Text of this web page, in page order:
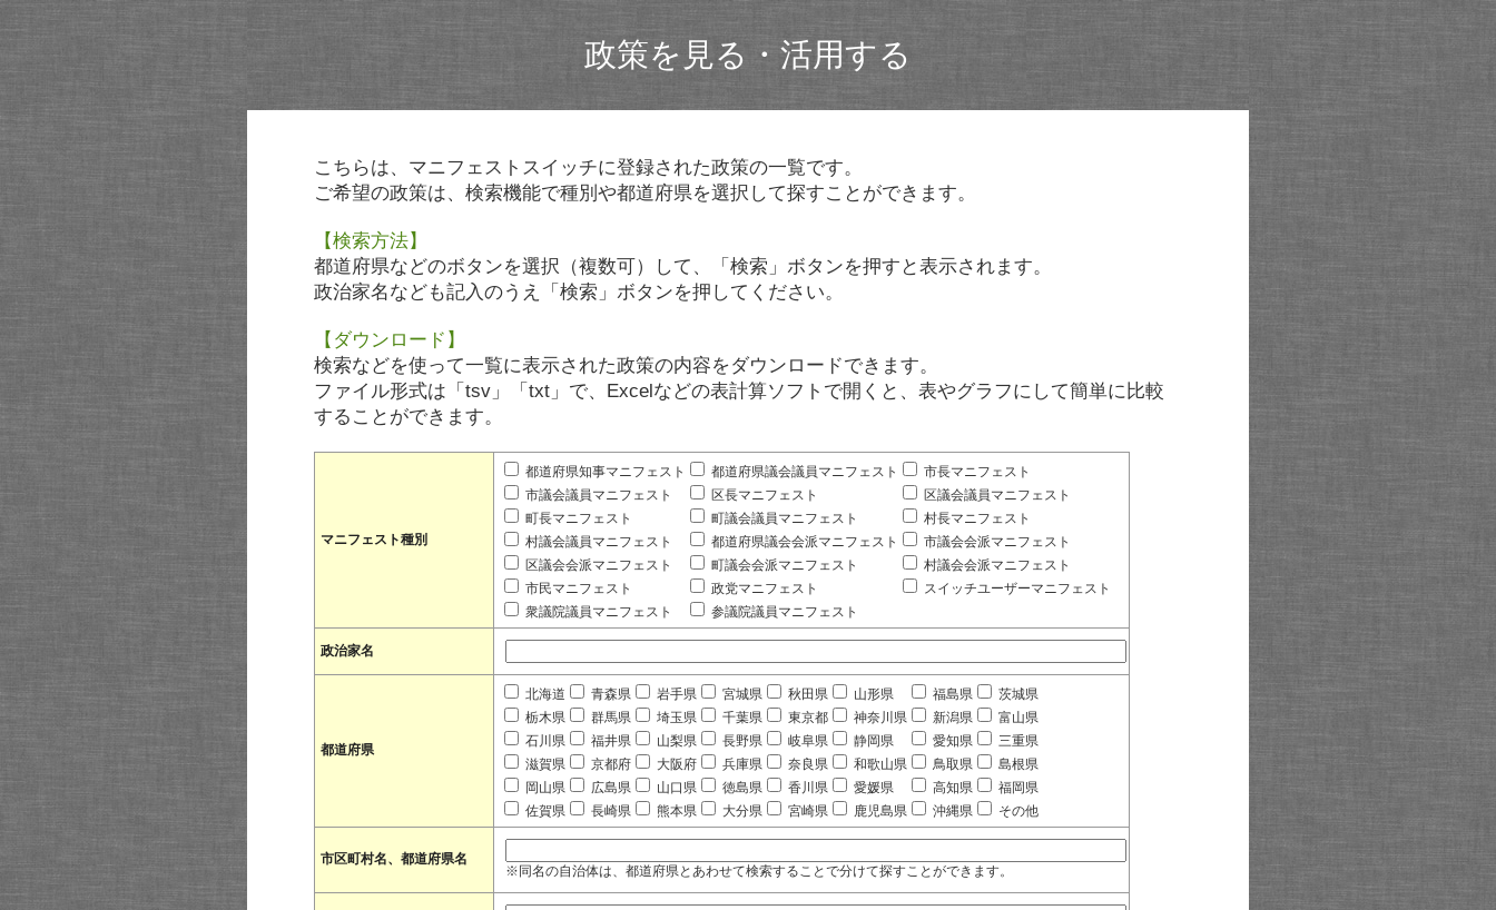
政策を見る・活用する
こちらは、マニフェストスイッチに登録された政策の一覧です。
ご希望の政策は、検索機能で種別や都道府県を選択して探すことができます。
【検索方法】
都道府県などのボタンを選択（複数可）して、「検索」ボタンを押すと表示されます。
政治家名なども記入のうえ「検索」ボタンを押してください。
【ダウンロード】
検索などを使って一覧に表示された政策の内容をダウンロードできます。
ファイル形式は「tsv」「txt」で、Excelなどの表計算ソフトで開くと、表やグラフにして簡単に比較
することができます。
マニフェスト種別
都道府県知事マニフェスト 都道府県議会議員マニフェスト
市長マニフェスト
市議会議員マニフェスト
区長マニフェスト
区議会議員マニフェスト
町長マニフェスト
町議会議員マニフェスト
村長マニフェスト
村議会議員マニフェスト
都道府県議会会派マニフェスト
市議会会派マニフェスト
区議会会派マニフェスト
町議会会派マニフェスト
村議会会派マニフェスト
市民マニフェスト
政党マニフェスト
スイッチユーザーマニフェスト
衆議院議員マニフェスト
参議院議員マニフェスト
政治家名
都道府県
北海道 青森県 岩手県 宮城県 秋田県 山形県 福島県
茨城県
栃木県
群馬県 埼玉県 千葉県 東京都 神奈川県 新潟県
富山県
石川県
福井県 山梨県 長野県 岐阜県 静岡県 愛知県
三重県
滋賀県
京都府 大阪府 兵庫県 奈良県 和歌山県 鳥取県
島根県
岡山県
広島県 山口県 徳島県 香川県 愛媛県 高知県
福岡県
佐賀県
長崎県 熊本県 大分県 宮崎県 鹿児島県 沖縄県 その他
市区町村名、都道府県名
※同名の自治体は、都道府県とあわせて検索することで分けて探すことができます。